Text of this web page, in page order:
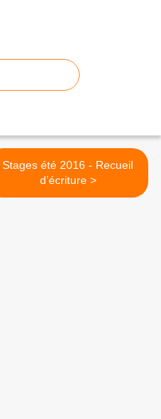
Stages été 2016 - Recueil
d’écriture >